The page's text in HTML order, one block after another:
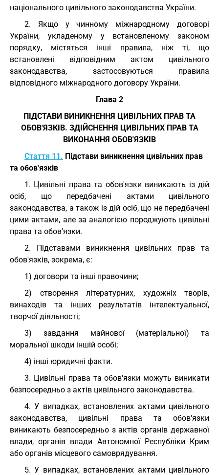
національного цивільного законодавства України.
2. Якщо у чинному міжнародному договорі
України, укладеному у встановленому законом
порядку, містяться інші правила, ніж ті, що
встановлені відповідним актом цивільного
законодавства, застосовуються правила
відповідного міжнародного договору України.
Глава 2
ПІДСТАВИ ВИНИКНЕННЯ ЦИВІЛЬНИХ ПРАВ ТА
ОБОВ'ЯЗКІВ. ЗДІЙСНЕННЯ ЦИВІЛЬНИХ ПРАВ ТА
ВИКОНАННЯ ОБОВ'ЯЗКІВ
Стаття 11. Підстави виникнення цивільних прав
та обов'язків
1. Цивільні права та обов'язки виникають із дій
осіб, що передбачені актами цивільного
законодавства, а також із дій осіб, що не передбачені
цими актами, але за аналогією породжують цивільні
права та обов'язки.
2. Підставами виникнення цивільних прав та
обов'язків, зокрема, є:
1) договори та інші правочини;
2) створення літературних, художніх творів,
винаходів та інших результатів інтелектуальної,
творчої діяльності;
3) завдання майнової (матеріальної) та
моральної шкоди іншій особі;
4) інші юридичні факти.
3. Цивільні права та обов'язки можуть виникати
безпосередньо з актів цивільного законодавства.
4. У випадках, встановлених актами цивільного
законодавства, цивільні права та обов'язки
виникають безпосередньо з актів органів державної
влади, органів влади Автономної Республіки Крим
або органів місцевого самоврядування.
5. У випадках, встановлених актами цивільного